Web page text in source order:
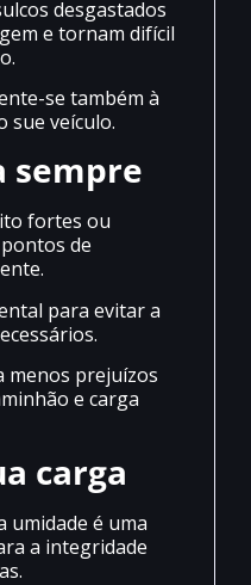
desgastados
e tornam difícil
se também à
sue veículo.
sempre
fortes ou
de
para evitar a
menos prejuízos
e carga
carga
umidade é uma
a integridade